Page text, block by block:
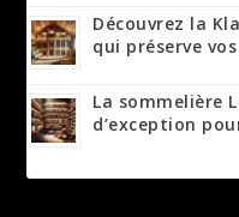
Découvrez la
qui préserve
La sommelière
d’exception